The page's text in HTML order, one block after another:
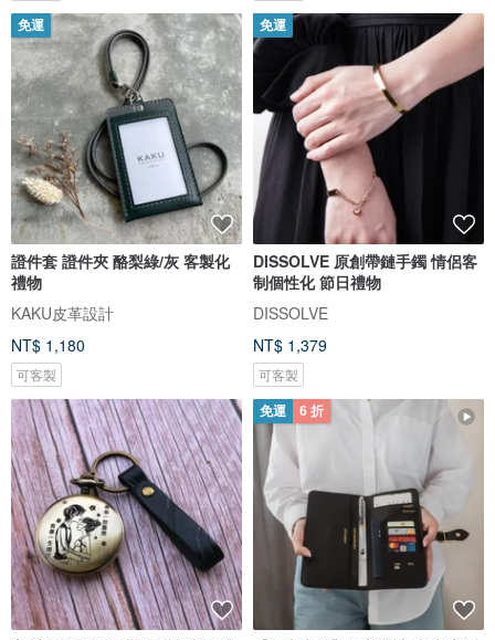
免運
證件套 證件夾 酪梨綠/灰 客製化
禮物
KAKU皮革設計
NT$ 1,180
可客製
免運
DISSOLVE 原創帶鏈手鐲 情侶客
制個性化 節日禮物
DISSOLVE
NT$ 1,379
可客製
免運 6 折